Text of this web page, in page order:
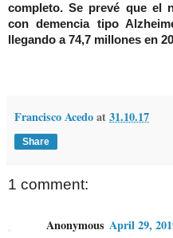
completo. Se prevé que el
con demencia tipo
llegando a 74,7 millones en
Francisco Acedoat31.10.17
Share
1 comment:
Anonymous April 29,